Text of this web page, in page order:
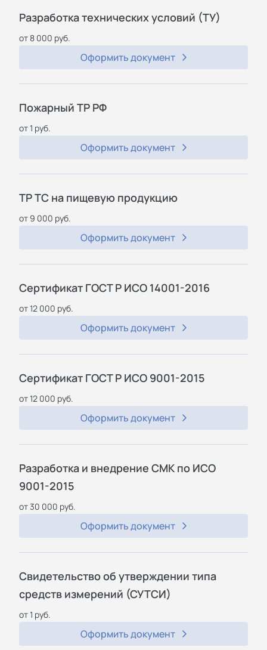
Разработка технических условий (ТУ)
от 8 000 руб.
Оформить документ
Пожарный ТР РФ
от 1 руб.
Оформить документ
ТР ТС на пищевую продукцию
от 9 000 руб.
Оформить документ
Сертификат ГОСТ Р ИСО 14001-2016
от 12 000 руб.
Оформить документ
Сертификат ГОСТ Р ИСО 9001-2015
от 12 000 руб.
Оформить документ
Разработка и внедрение СМК по ИСО
9001-2015
от 30 000 руб.
Оформить документ
Свидетельство об утверждении типа
средств измерений (СУТСИ)
от 1 руб.
Оформить документ